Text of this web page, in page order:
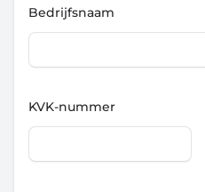
Bedrijfsnaam
KVK-nummer